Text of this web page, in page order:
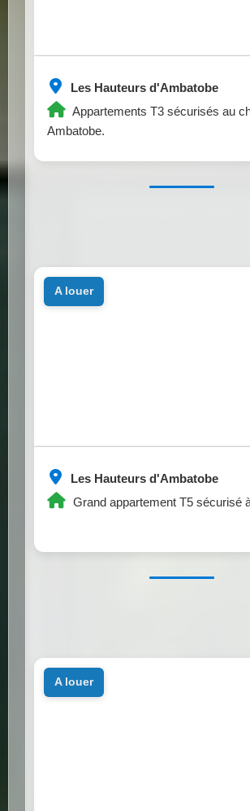
Les Hauteurs d'Ambatobe
Appartements T3 sécurisés au
Ambatobe.
Les Hauteurs d'Ambatobe
Grand appartement T5 sécurisé
a louer
a louer